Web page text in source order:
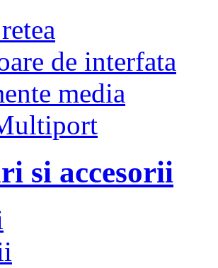
de interfata
media
si accesorii